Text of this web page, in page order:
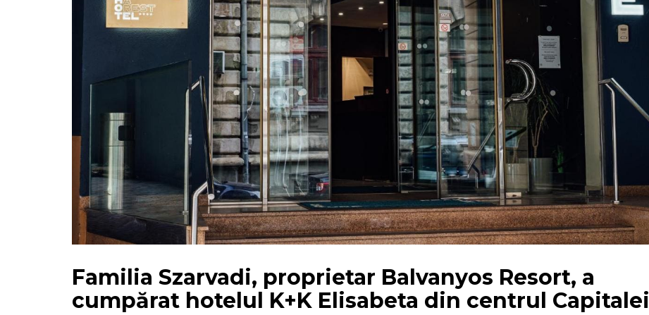
Familia Szarvadi, proprietar Balvanyos Resort, a
cumpărat hotelul K+K Elisabeta din centrul Capitalei